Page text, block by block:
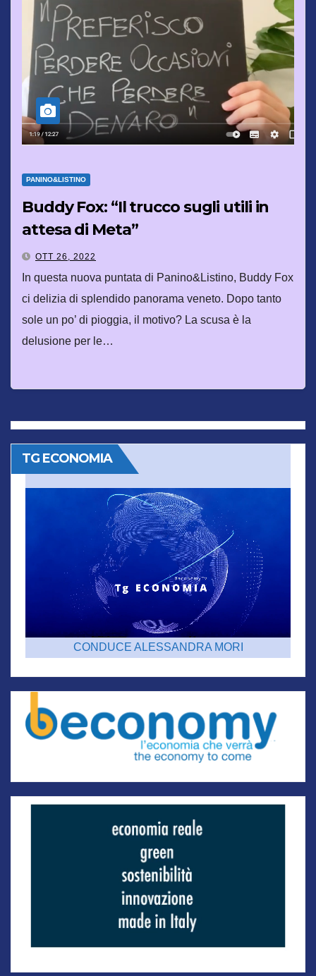
PANINO&LISTINO
Buddy Fox: “Il trucco sugli utili in
attesa di Meta”
OTT 26, 2022
In questa nuova puntata di Panino&Listino, Buddy Fox
ci delizia di splendido panorama veneto. Dopo tanto
sole un po’ di pioggia, il motivo? La scusa è la
delusione per le…
TG ECONOMIA
CONDUCE ALESSANDRA MORI